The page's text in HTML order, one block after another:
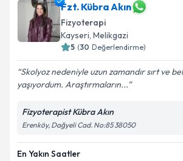
Fzt. Kübra Akın
Fizyoterapi
Kayseri, Melikgazi
5 (30 Değerlendirme)
Skolyoz nedeniyle uzun zamandır sırt ve
yaşıyordum. Araştırmaların...
Fizyoterapist Kübra Akın
Erenköy, Dağyeli Cad. No:85 38050
En Yakın Saatler